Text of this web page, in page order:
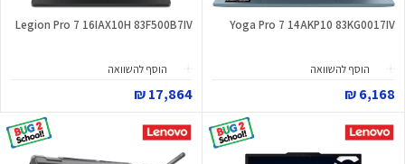
Yoga Pro 7 14AKP10 83KG0017IV
הוסף להשוואה
6,168 ₪
Legion Pro 7 16IAX10H 83F500B7IV
הוסף להשוואה
17,864 ₪